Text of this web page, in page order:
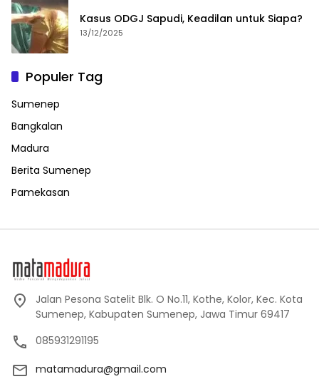
Kasus ODGJ Sapudi, Keadilan untuk Siapa?
13/12/2025
Populer Tag
Sumenep
Bangkalan
Madura
Berita Sumenep
Pamekasan
Jalan Pesona Satelit Blk. O No.11, Kothe, Kolor, Kec. Kota
Sumenep, Kabupaten Sumenep, Jawa Timur 69417
085931291195
matamadura@gmail.com